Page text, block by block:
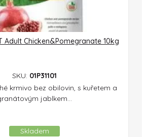
Adult Chicken&Pomegranate 10kg
SKU: 01P31101
krmivo bez obilovin, s kuřetem a
jablkem...
Skladem